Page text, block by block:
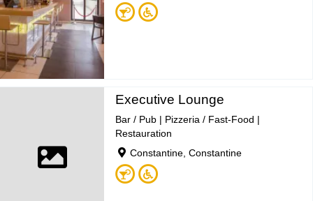
Executive Lounge
Bar / Pub | Pizzeria / Fast-Food |
Restauration
Constantine, Constantine